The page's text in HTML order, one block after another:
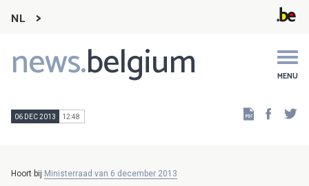
NL
news.belgium MENU
Main
navigation
06 DEC 2013 12:48
Hoort bij Ministerraad van 6 december 2013